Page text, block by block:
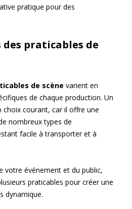
pratique pour des
des praticables de
de scène varient en
de chaque production. Un
choix courant, car il offre une
nombreux types de
facile à transporter et à
votre événement et du public,
praticables pour créer une
dynamique.